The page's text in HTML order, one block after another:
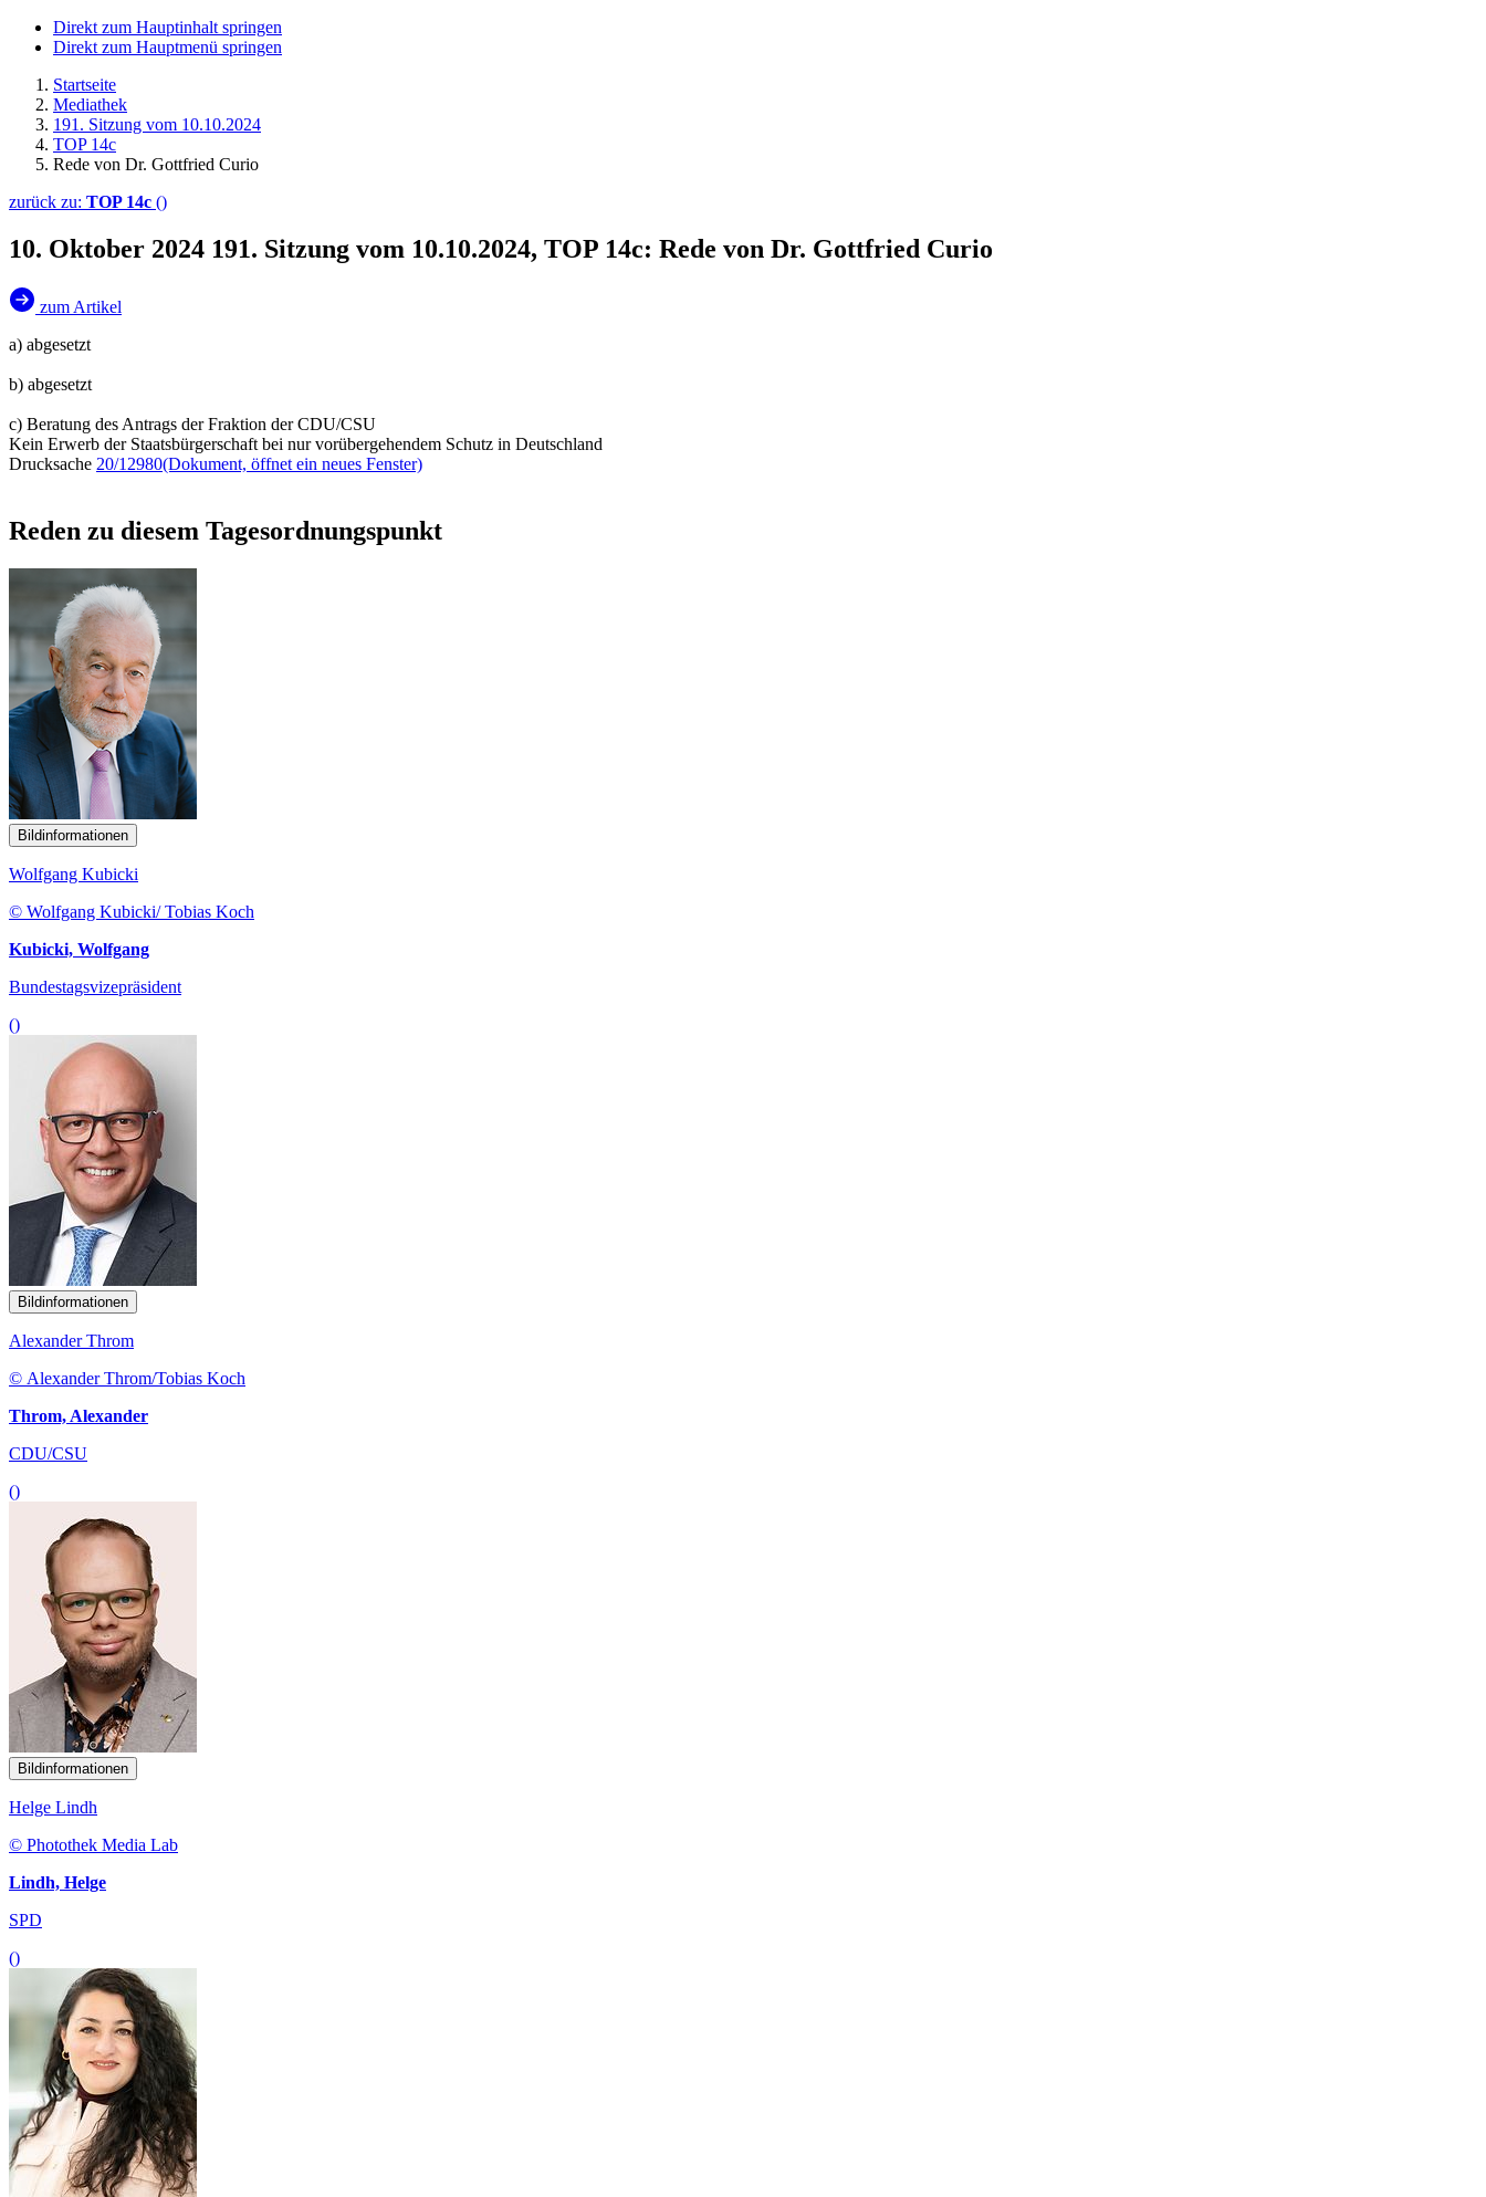
Direkt zum Hauptinhalt springen
Direkt zum Hauptmenü springen
Startseite
Mediathek
191. Sitzung vom 10.10.2024
TOP 14c
Rede von Dr. Gottfried Curio
zurück zu: TOP 14c ()
10. Oktober 2024 191. Sitzung vom 10.10.2024, TOP 14c: Rede von Dr. Gottfried Curio
zum Artikel
a) abgesetzt
b) abgesetzt
c) Beratung des Antrags der Fraktion der CDU/CSU
Kein Erwerb der Staatsbürgerschaft bei nur vorübergehendem Schutz in Deutschland
Drucksache 20/12980(Dokument, öffnet ein neues Fenster)
Reden zu diesem Tagesordnungspunkt
Bildinformationen
Wolfgang Kubicki
© Wolfgang Kubicki/ Tobias Koch
Kubicki, Wolfgang
Bundestagsvizepräsident
()
Bildinformationen
Alexander Throm
© Alexander Throm/Tobias Koch
Throm, Alexander
CDU/CSU
()
Bildinformationen
Helge Lindh
© Photothek Media Lab
Lindh, Helge
SPD
()